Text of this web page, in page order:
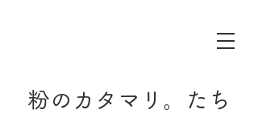
粉のカタマリ。たち